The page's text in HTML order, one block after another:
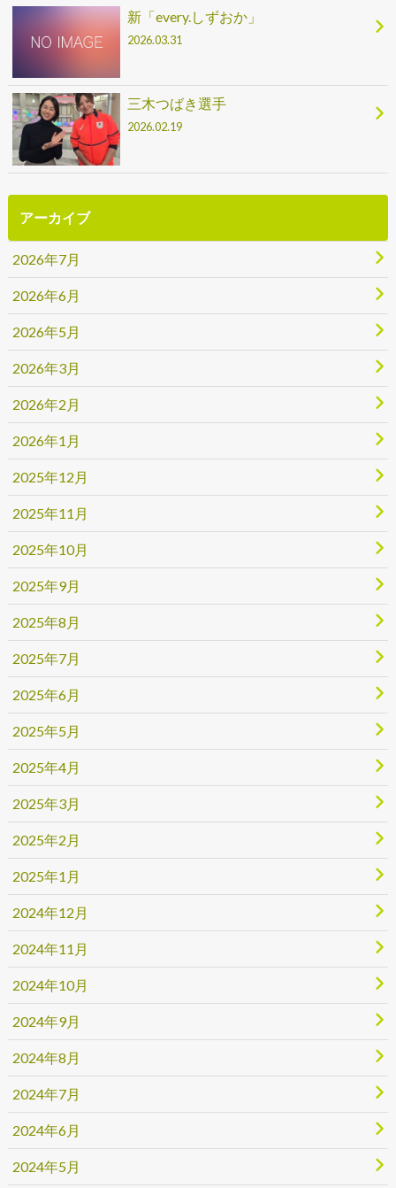
新「every.しずおか」
2026.03.31
三木つばき選手
2026.02.19
アーカイブ
2026年7月
2026年6月
2026年5月
2026年3月
2026年2月
2026年1月
2025年12月
2025年11月
2025年10月
2025年9月
2025年8月
2025年7月
2025年6月
2025年5月
2025年4月
2025年3月
2025年2月
2025年1月
2024年12月
2024年11月
2024年10月
2024年9月
2024年8月
2024年7月
2024年6月
2024年5月